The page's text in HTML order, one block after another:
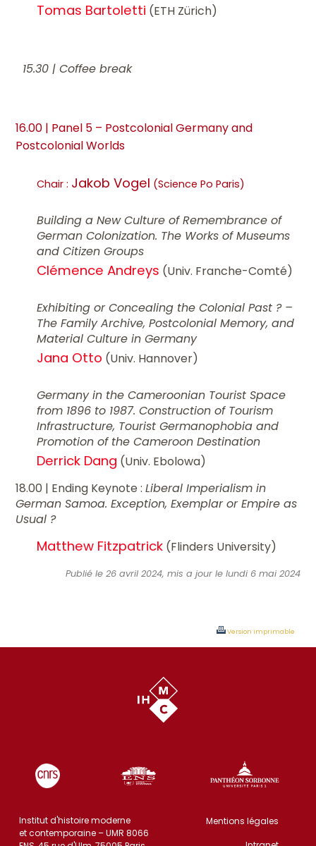
Tomas Bartoletti (ETH Zürich)
15.30 | Coffee break
16.00 | Panel 5 – Postcolonial Germany and
Postcolonial Worlds
Chair : Jakob Vogel (Science Po Paris)
Building a New Culture of Remembrance of
German Colonization. The Works of Museums
and Citizen Groups
Clémence Andreys (Univ. Franche-Comté)
Exhibiting or Concealing the Colonial Past ? –
The Family Archive, Postcolonial Memory, and
Material Culture in Germany
Jana Otto (Univ. Hannover)
Germany in the Cameroonian Tourist Space
from 1896 to 1987. Construction of Tourism
Infrastructure, Tourist Germanophobia and
Promotion of the Cameroon Destination
Derrick Dang (Univ. Ebolowa)
18.00 | Ending Keynote :Liberal Imperialism in
German Samoa. Exception, Exemplar or Empire as
Usual ?
Matthew Fitzpatrick (Flinders University)
Publié le 26 avril 2024, mis a jour le lundi 6 mai 2024
Version imprimable
Institut d'histoire moderne
et contemporaine – UMR 8066
Mentions légales